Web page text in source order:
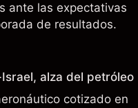
ante las expectativas
de resultados.
alza del petróleo
cotizado en